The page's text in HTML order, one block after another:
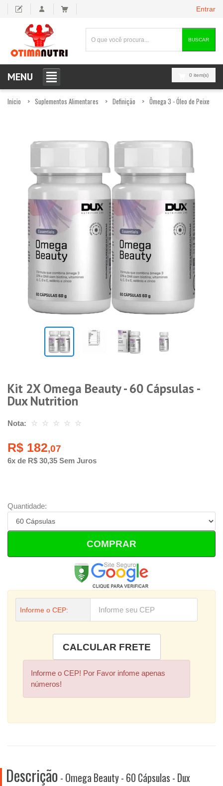
Entrar
BUSCAR
0 item(s)
MENU
Inicio Suplementos Alimentares Definição Ômega 3 - Óleo de Peixe
Kit 2X Omega Beauty - 60 Cápsulas -
Dux Nutrition
Nota: ☆ ☆ ☆ ☆ ☆
R$ 182,07
6x de R$ 30,35 Sem Juros
Quantidade:
COMPRAR
Informe o CEP:
Informe o CEP! Por Favor infome apenas
números!
Descrição - Omega Beauty - 60 Cápsulas - Dux